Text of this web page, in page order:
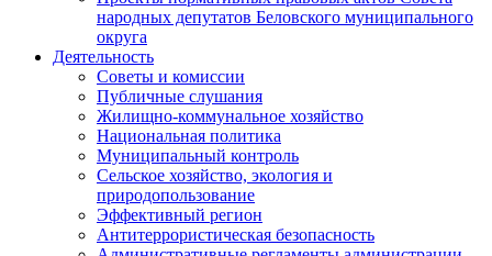
народных депутатов Беловского муниципального
округа
Деятельность
Советы и комиссии
Публичные слушания
Жилищно-коммунальное хозяйство
Национальная политика
Муниципальный контроль
Сельское хозяйство, экология и
природопользование
Эффективный регион
Антитеррористическая безопасность